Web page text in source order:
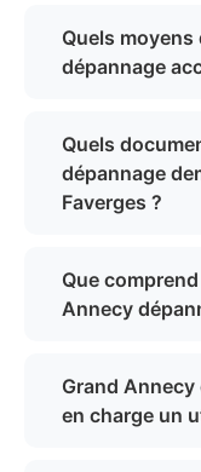
Quels
dépannage
Quels
dépannage
Faverges ?
Que
Annecy
Grand
en charge un